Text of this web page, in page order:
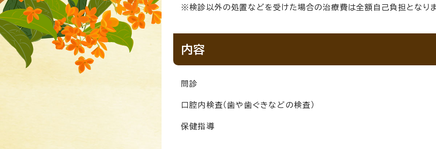
※検診以外の処置などを受けた場合の治療費は全額自己負担となり
内容
問診
口腔内検査（歯や歯ぐきなどの検査）
保健指導